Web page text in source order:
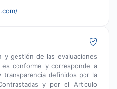
y gestión de las evaluaciones
conforme y corresponde a
transparencia definidos por la
y por el Artículo